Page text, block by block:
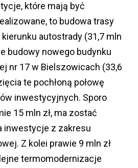
które mają być
to budowa trasy
autostrady (31,7 mln
budowy nowego budynku
nr 17 w Bielszowicach (33,6
te pochłoną połowę
inwestycyjnych. Sporo
15 mln zł, ma zostać
inwestycje z zakresu
Z kolei prawie 9 mln zł
termomodernizacje